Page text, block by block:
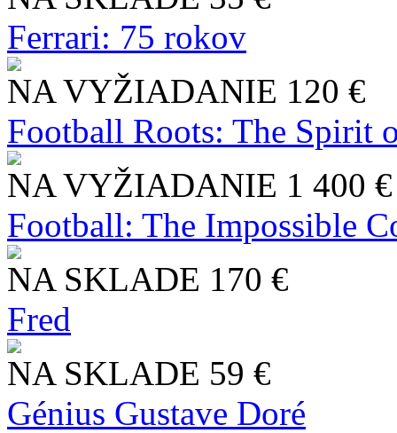
Ferrari: 75 rokov
NA VYŽIADANIE 120 €
Football Roots: The Spirit
NA VYŽIADANIE 1 400 €
Football: The Impossible
NA SKLADE 170 €
Fred
NA SKLADE 59 €
Génius Gustave Doré